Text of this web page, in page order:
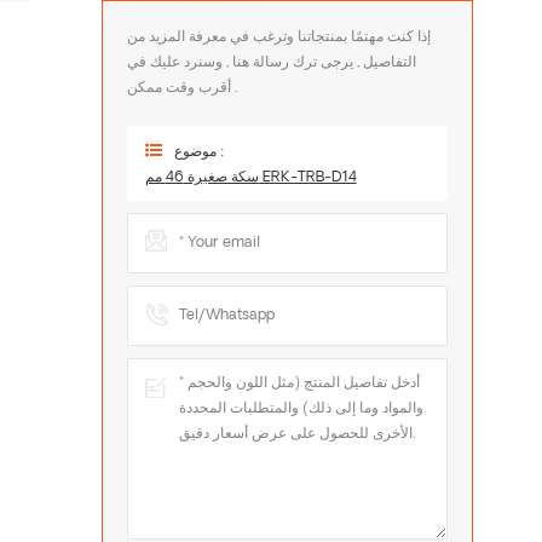
إذا كنت مهتمًا بمنتجاتنا وترغب في معرفة المزيد من
التفاصيل , يرجى ترك رسالة هنا , وسنرد عليك في
أقرب وقت ممكن .
موضوع :
سكة صغيرة 46 مم ERK-TRB-D14